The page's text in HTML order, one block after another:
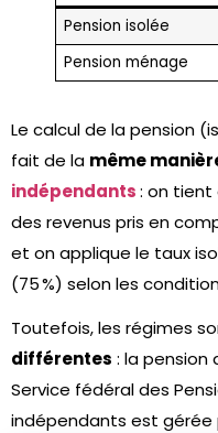
Pension isolée
Pension ménage
Le calcul de la pension
fait de la même
indépendants: on
des revenus pris en
et on applique le taux
(75 %) selon les
Toutefois, les régimes
différentes : la pension
Service fédéral des
indépendants est gérée